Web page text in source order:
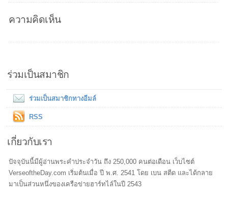
ความคิดเห็น
ร่วมเป็นสมาชิก
ร่วมเป็นสมาชิกทางอีมล์
RSS
เกี่ยวกับเรา
ปัจจุบันนี้มีผู้อ่านพระคำประจำวัน ถึง 250,000 คนต่อเดือน เว็บไซต์
VerseoftheDay.com เริ่มต้นเมื่อ ปี พ.ศ. 2541 โดย เบน สตีด และได้กลาย
มาเป็นส่วนหนึ่งของเครือข่ายฮาร์ทไล์ในปี 2543